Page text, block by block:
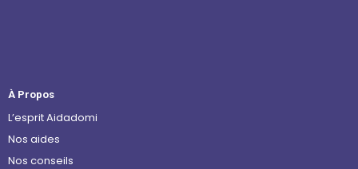
À Propos
L’esprit Aidadomi
Nos aides
Nos conseils